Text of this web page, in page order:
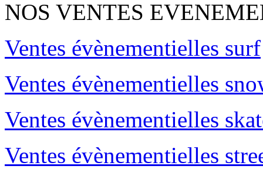
NOS VENTES
Ventes évènementielles surf
Ventes évènementielles
Ventes évènementielles
Ventes évènementielles